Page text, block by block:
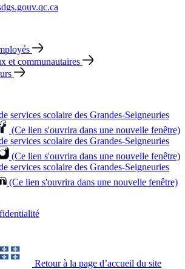
et communautaires
services scolaire des Grandes‑Seigneuries
(Ce lien s'ouvrira dans une nouvelle fenêtre)
services scolaire des Grandes‑Seigneuries
(Ce lien s'ouvrira dans une nouvelle fenêtre)
services scolaire des Grandes‑Seigneuries
(Ce lien s'ouvrira dans une nouvelle fenêtre)
Retour à la page d’accueil du site